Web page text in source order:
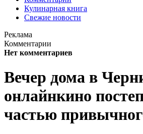
Кулинарная книга
Свежие новости
Реклама
Комментарии
Нет комментариев
Вечер дома в
онлайнкино
частью